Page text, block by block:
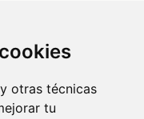
otras técnicas
tu